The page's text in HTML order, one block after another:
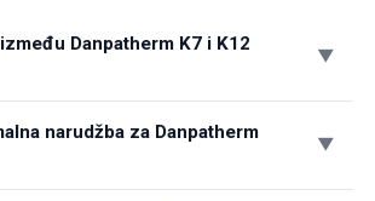
Danpatherm K7 i K12
narudžba za Danpatherm